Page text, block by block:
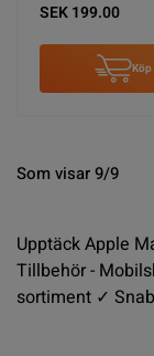
SEK 199.00
Köp
Som visar 9/9
Upptäck Apple
Tillbehör -
sortiment ✓